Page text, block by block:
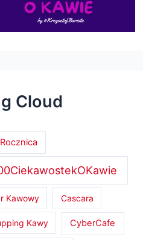
Cloud
Kawowy Cascara
Kawy CyberCafe